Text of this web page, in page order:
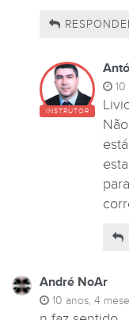
INSTRUTOR
André NoAr
10 anos, 4